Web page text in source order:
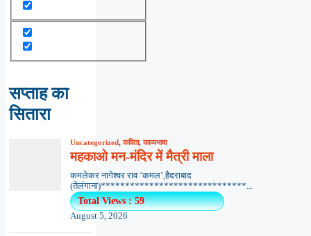
सप्ताह का
सितारा
Uncategorized,कविता,काव्यभाषा
महकाओ मन-मंदिर में मैत्री माला
कमलेकर नागेश्वर राव ‘कमल’,हैदराबाद
(तेलंगाना)******************************...
Total Views : 59
August 5, 2026